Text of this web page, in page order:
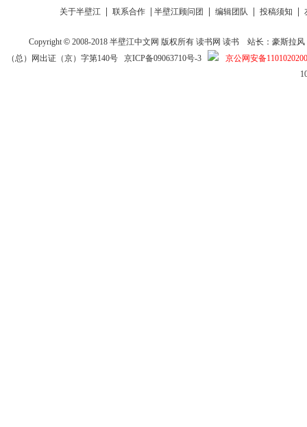
关于半壁江 联系合作 半壁江顾问团 编辑团队 投稿须知
Copyright © 2008-2018半壁江中文网 版权所有读书网 读书
站长：豪斯拉风
（总）网出证（京）字第140号 京ICP备09063710号-3
京公网安备